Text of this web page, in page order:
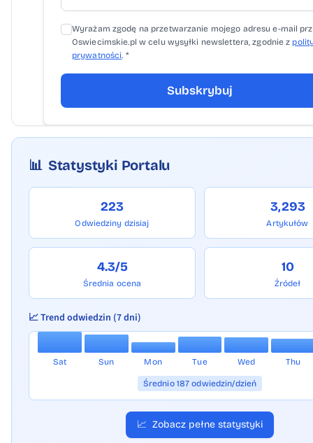
Wyrażam zgodę na przetwarzanie mojego adresu e-mail
Oswiecimskie.pl w celu wysyłki newslettera, zgodnie z
prywatności. *
Subskrybuj
📊 Statystyki Portalu
223
Odwiedziny dzisiaj
3,293
Artykułów
4.3/5
Średnia ocena
10
Źródeł
📈 Trend odwiedzin (7 dni)
Sat Sun Mon Tue Wed Thu
Średnio 187 odwiedzin/dzień
📈 Zobacz pełne statystyki